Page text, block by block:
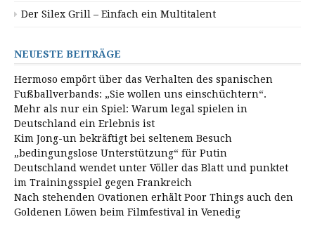
Der Silex Grill – Einfach ein Multitalent
NEUESTE BEITRÄGE
Hermoso empört über das Verhalten des spanischen
Fußballverbands: „Sie wollen uns einschüchtern“.
Mehr als nur ein Spiel: Warum legal spielen in
Deutschland ein Erlebnis ist
Kim Jong-un bekräftigt bei seltenem Besuch
„bedingungslose Unterstützung“ für Putin
Deutschland wendet unter Völler das Blatt und punktet
im Trainingsspiel gegen Frankreich
Nach stehenden Ovationen erhält Poor Things auch den
Goldenen Löwen beim Filmfestival in Venedig